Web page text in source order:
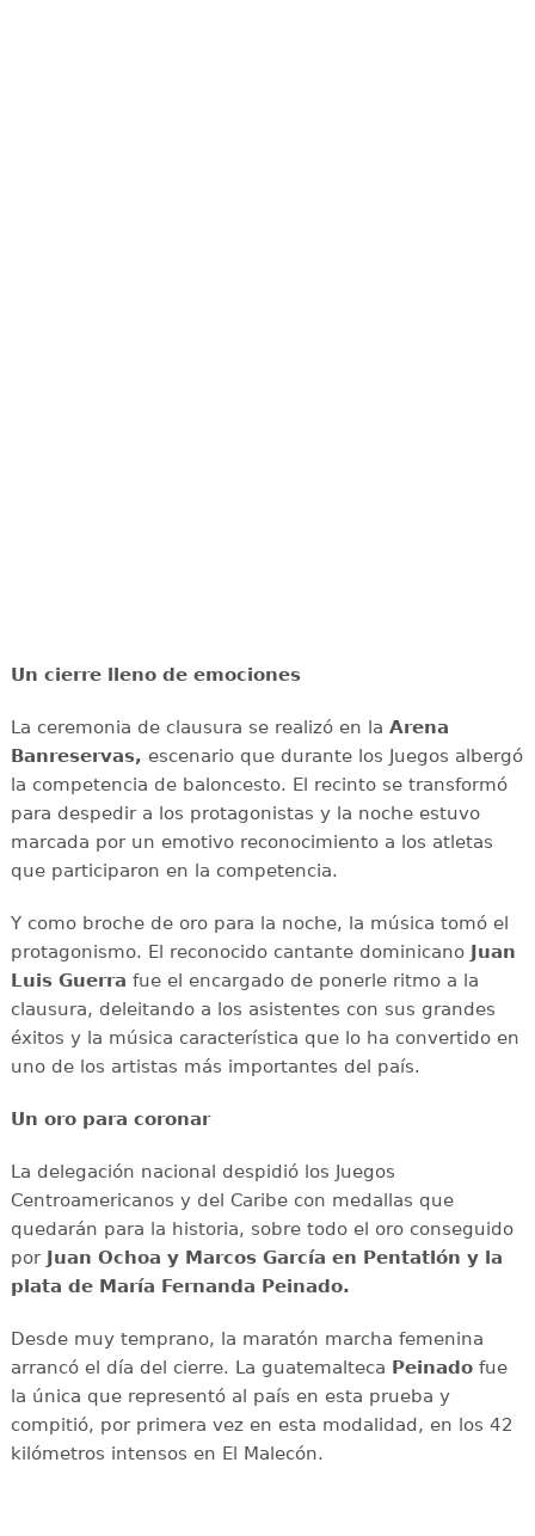
Un cierre lleno de emociones
La ceremonia de clausura se realizó en la Arena
Banreservas, escenario que durante los Juegos albergó
la competencia de baloncesto. El recinto se transformó
para despedir a los protagonistas y la noche estuvo
marcada por un emotivo reconocimiento a los atletas
que participaron en la competencia.
Y como broche de oro para la noche, la música tomó el
protagonismo. El reconocido cantante dominicano Juan
Luis Guerra fue el encargado de ponerle ritmo a la
clausura, deleitando a los asistentes con sus grandes
éxitos y la música característica que lo ha convertido en
uno de los artistas más importantes del país.
Un oro para coronar
La delegación nacional despidió los Juegos
Centroamericanos y del Caribe con medallas que
quedarán para la historia, sobre todo el oro conseguido
por Juan Ochoa y Marcos García en Pentatlón y la
plata de María Fernanda Peinado.
Desde muy temprano, la maratón marcha femenina
arrancó el día del cierre. La guatemalteca Peinadofue
la única que representó al país en esta prueba y
compitió, por primera vez en esta modalidad, en los 42
kilómetros intensos en El Malecón.